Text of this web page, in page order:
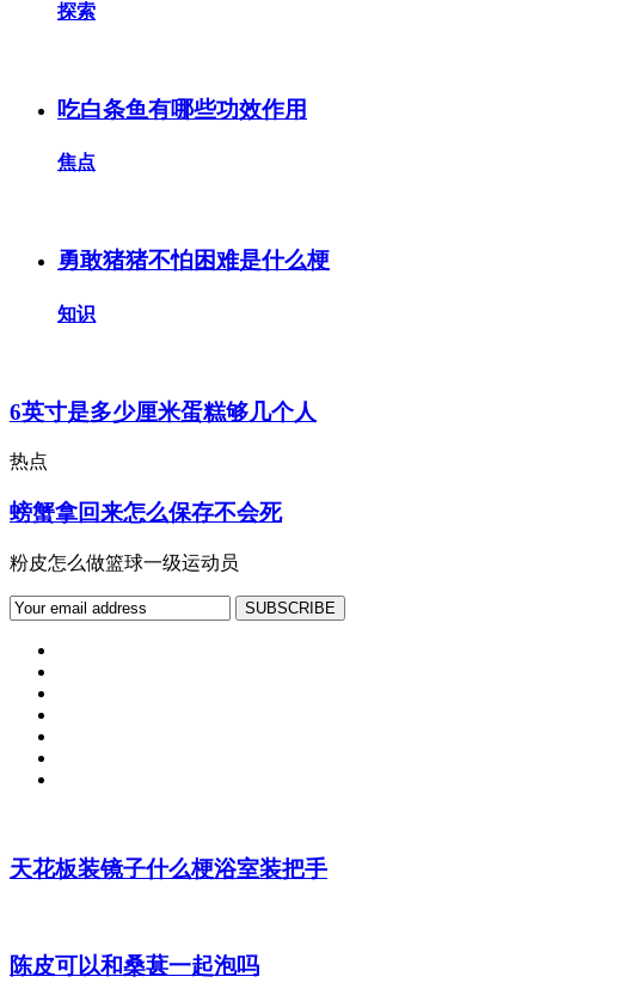
探索
吃白条鱼有哪些功效作用
焦点
勇敢猪猪不怕困难是什么梗
知识
6英寸是多少厘米蛋糕够几个人
热点
螃蟹拿回来怎么保存不会死
粉皮怎么做篮球一级运动员
天花板装镜子什么梗浴室装把手
陈皮可以和桑葚一起泡吗